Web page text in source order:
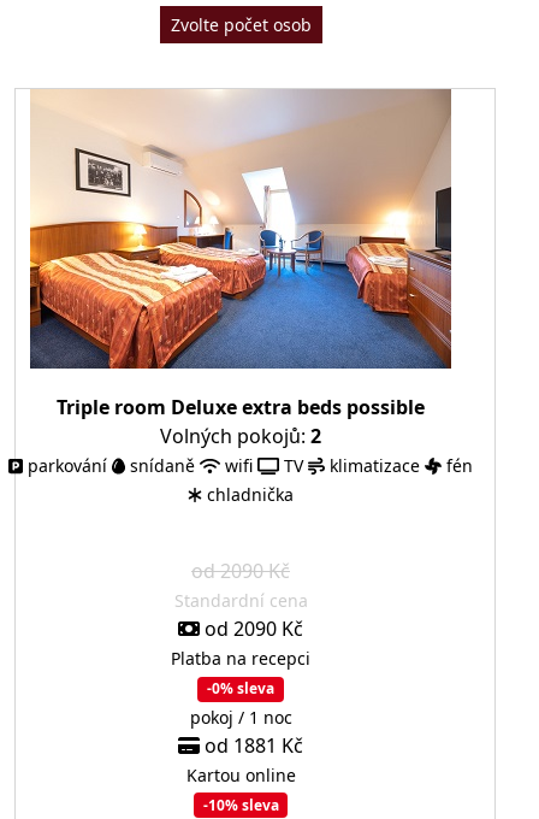
Zvolte počet osob
Triple room Deluxe extra beds possible
Volných pokojů: 2
parkování snídaně wifi TV klimatizace
fén
chladnička
od 2090 Kč
Standardní cena
od 2090 Kč
Platba na recepci
-0% sleva
pokoj / 1 noc
od 1881 Kč
Kartou online
-10% sleva